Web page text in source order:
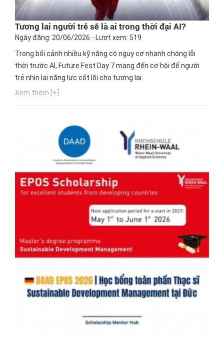
Tương lai người trẻ sẽ là ai trong thời đại AI?
Ngày đăng: 20/06/2026 - Lượt xem: 519
Trong bối cảnh nhiều kỹ năng có nguy cơ nhanh chóng lỗi
thời trước AI, Future Fest Day 7 mang đến cơ hội để người
trẻ nhìn lại năng lực cốt lõi cho tương lai.
Xem thêm [+]